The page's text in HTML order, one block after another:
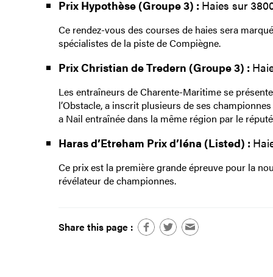
Prix Hypothèse (Groupe 3) : Haies sur
Ce rendez-vous des courses de haies sera
spécialistes de la piste de Compiègne.
Prix Christian de Tredern (Groupe 3) :
Les entraîneurs de Charente-Maritime se
l’Obstacle, a inscrit plusieurs de ses
a Nail entraînée dans la même région par le
Haras d’Etreham Prix d’Iéna (Listed) :
Ce prix est la première grande épreuve pour la
révélateur de championnes.
Share this page :